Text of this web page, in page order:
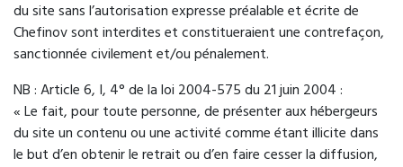
du site sans l’autorisation expresse préalable et écrite de
Chefinov sont interdites et constitueraient une contrefaçon,
sanctionnée civilement et/ou pénalement.
NB : Article 6, I, 4° de la loi 2004-575 du 21 juin 2004 :
« Le fait, pour toute personne, de présenter aux hébergeurs
du site un contenu ou une activité comme étant illicite dans
le but d’en obtenir le retrait ou d’en faire cesser la diffusion,